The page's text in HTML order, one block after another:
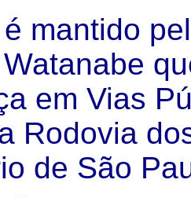
mantido
em Vias
Rodovia
de São